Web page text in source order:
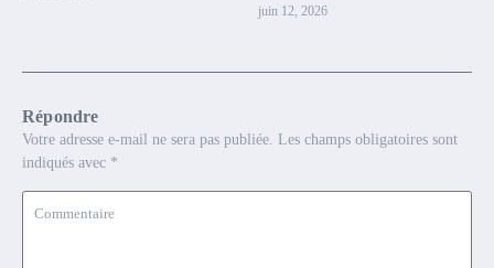
juin 12, 2026
Répondre
Votre adresse e-mail ne sera pas publiée. Les champs obligatoires sont
indiqués avec *